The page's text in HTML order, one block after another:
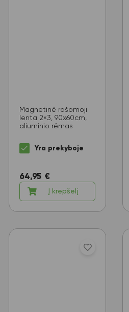
Magnetinė rašomoji
lenta 2×3, 90x60cm,
aliuminio rėmas
Yra prekyboje
64,95 €
Į krepšelį